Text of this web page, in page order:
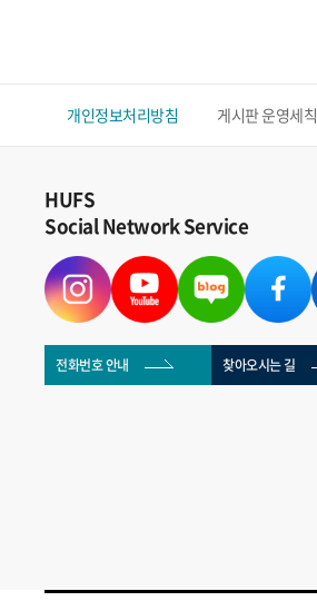
개인정보처리방침 게시판 운영세칙
HUFS
Social Network Service
전화번호 안내 찾아오시는 길